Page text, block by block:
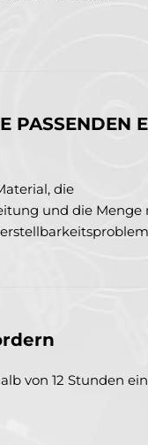
PASSENDEN
die
und die Menge
von 12 Stunden